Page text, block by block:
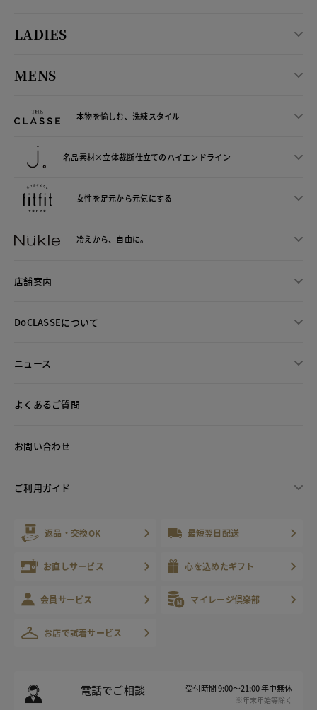
LADIES
MENS
本物を愉しむ、洗練スタイル
名品素材×立体裁断仕立てのハイエンドライン
女性を足元から元気にする
冷えから、 自由に。
店舗案内
DoCLASSEについて
ニュース
よくあるご質問
お問い合わせ
ご利用ガイド
返品・交換OK 最短翌日配送
お直しサービス 心を込めたギフト
会員サービス マイレージ倶楽部
お店で試着サービス
電話でご相談 受付時間 9:00～21:00 年中無休
※年末年始等除く